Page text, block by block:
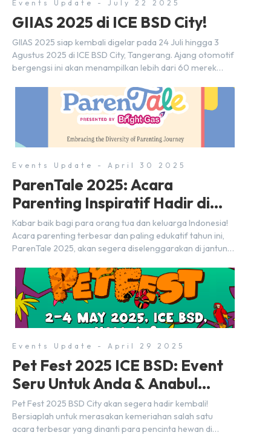
Events Update - July 22 2025
GIIAS 2025 di ICE BSD City!
GIIAS 2025 siap kembali digelar pada 24 Juli hingga 3
Agustus 2025 di ICE BSD City, Tangerang. Ajang otomotif
bergengsi ini akan menampilkan lebih dari 60 merek
pendukung. Tak hanya menjadi pusat perhatian bagi
para pecinta otomotif, GIIAS juga menjadi tempat
berkumpulnya komunitas dan pelaku industri untuk
Events Update - April 30 2025
ParenTale 2025: Acara
Parenting Inspiratif Hadir di
BSD City!
Kabar baik bagi para orang tua dan keluarga Indonesia!
Acara parenting terbesar dan paling edukatif tahun ini,
ParenTale 2025, akan segera diselenggarakan di jantung
5, ICE BSD, acara ini akan berlangsung selama tiga hari
penuh, yaitu pada 2 hingga 4 Mei 2025. Diselenggarakan
oleh Parentstory dan […]
Events Update - April 29 2025
Pet Fest 2025 ICE BSD: Event
Seru Untuk Anda & Anabul
Kesayangan!
Pet Fest 2025 BSD City akan segera hadir kembali!
Bersiaplah untuk merasakan kemeriahan salah satu
acara terbesar yang dinanti para pencinta hewan di